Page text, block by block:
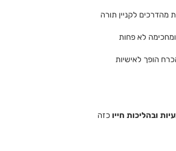
מהדרכים לקניין תורה
לא פחות
הופך לאישיות
ובהליכות חייו כזה